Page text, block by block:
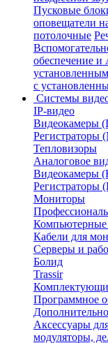
Пусковые
оповещатели
потолочные
обеспечение
с
Системы
IP-видео
Видеокамеры
Регистраторы
Тепловизоры
Аналоговое
Видеокамеры
Регистраторы
Мониторы
Кабели для
Серверы и
Болид
Trassir
Программное
Аксессуары
модуляторы,